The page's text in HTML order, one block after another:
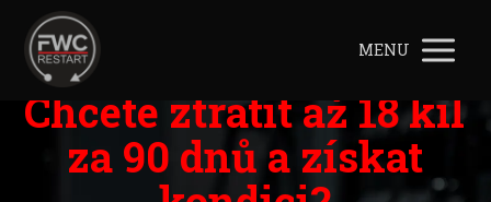
MENU
Chcete ztratit až 18 kil
za 90 dnů a získat